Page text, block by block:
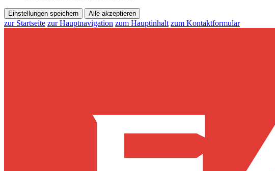
Einstellungen speichern Alle akzeptieren
zur Startseite zur Hauptnavigation zum Hauptinhalt zum Kontaktformular